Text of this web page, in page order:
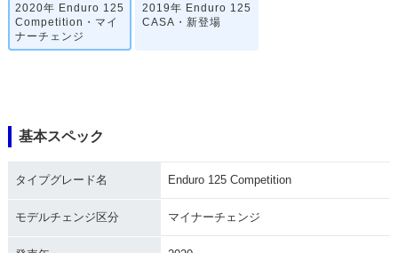
2020年 Enduro 125
Competition・マイ
ナーチェンジ
2019年 Enduro 125
CASA・新登場
基本スペック
タイプグレード名 Enduro 125 Competition
モデルチェンジ区分 マイナーチェンジ